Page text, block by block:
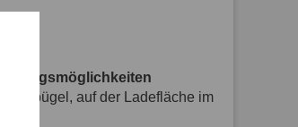
auf der Ladefläche im